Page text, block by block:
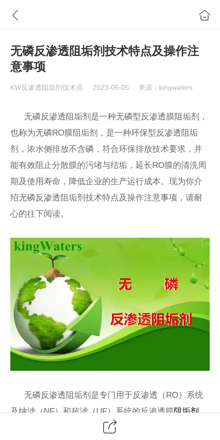
无磷反渗透阻垢剂技术特点及操作注
意事项
KW反渗透阻垢剂技术员 2023-05-05 来源：kingwaters
无磷反渗透阻垢剂是一种无磷型反渗透膜阻垢剂，
也称为无磷RO膜阻垢剂，是一种环保型反渗透阻垢
剂，浓水侧排放不含磷，符合环保排放技术要求，并
能有效阻止分散膜的污堵与结垢，延长RO膜的清洗周
期及使用寿命，降低企业的生产运行成本。现为你介
绍无磷反渗透阻垢剂技术特点及操作注意事项，请耐
心的往下阅读。
无磷反渗透阻垢剂是专门用于反渗透（RO）系统
及纳滤（NF）和超滤（UF）系统的反渗透膜阻垢剂，
可防止膜面结垢，能提高产水量和产水质量，降低运